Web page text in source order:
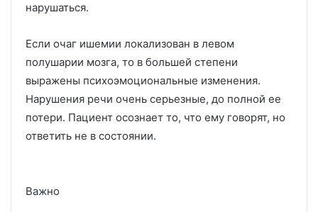
нарушаться.
Если очаг ишемии локализован в левом
полушарии мозга, то в большей степени
выражены психоэмоциональные изменения.
Нарушения речи очень серьезные, до полной ее
потери. Пациент осознает то, что ему говорят, но
ответить не в состоянии.
Важно